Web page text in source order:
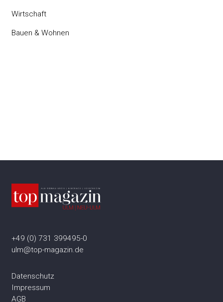
Wirtschaft
Bauen & Wohnen
+49 (0) 731 399495-0
ulm@top-magazin.de
Datenschutz
Impressum
AGB